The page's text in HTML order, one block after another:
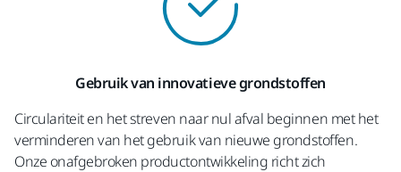
Gebruik van innovatieve grondstoffen
Circulariteit en het streven naar nul afval beginnen met het
verminderen van het gebruik van nieuwe grondstoffen.
Onze onafgebroken productontwikkeling richt zich